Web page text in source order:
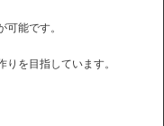
能です。
を目指しています。